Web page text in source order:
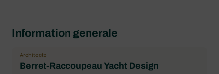
Information generale
Architecte
Berret-Raccoupeau Yacht Design